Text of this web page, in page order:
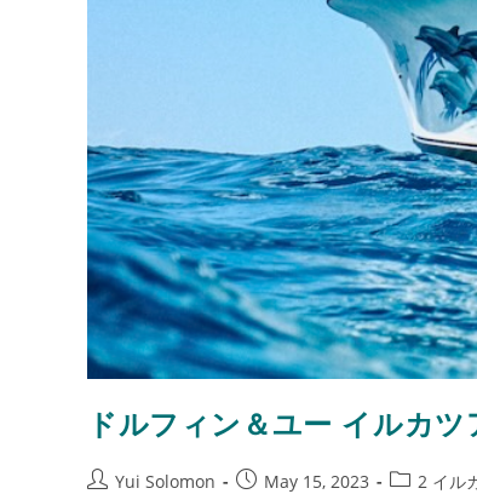
ドルフィン＆ユー イルカ
Yui Solomon May 15, 2023 2 イル